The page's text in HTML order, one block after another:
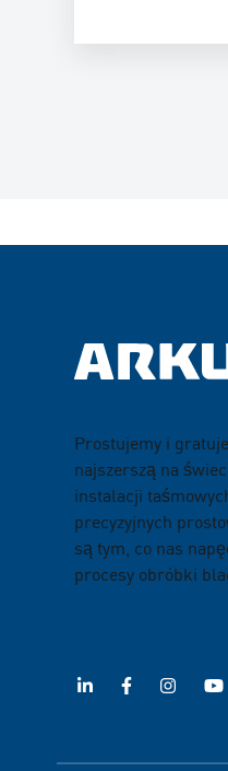
Prostujemy i
najszerszą na
instalacji
precyzyjnych
są tym, co nas
procesy obróbki